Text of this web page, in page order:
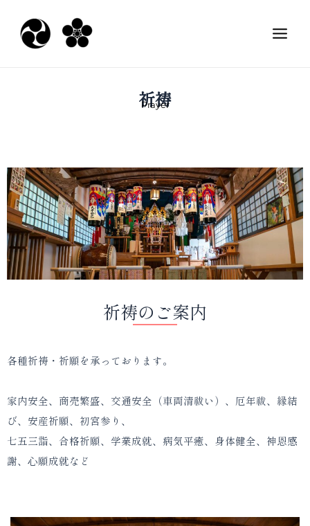
祈祷
Prayer
祈祷のご案内
各種祈祷・祈願を承っております。
家内安全、商売繁盛、交通安全（車両清祓い）、厄年祓、縁結
び、安産祈願、初宮参り、
七五三詣、合格祈願、学業成就、病気平癒、身体健全、神恩感
謝、心願成就など